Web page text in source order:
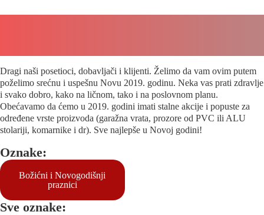
Dragi naši posetioci, dobavljači i klijenti. Želimo da vam ovim putem
poželimo srećnu i uspešnu Novu 2019. godinu. Neka vas prati zdravlje
i svako dobro, kako na ličnom, tako i na poslovnom planu.
Obećavamo da ćemo u 2019. godini imati stalne akcije i popuste za
određene vrste proizvoda (garažna vrata, prozore od PVC ili ALU
stolariji, komarnike i dr). Sve najlepše u Novoj godini!
Oznake:
Božićni i Novogodišnji
praznici
Sve oznake: